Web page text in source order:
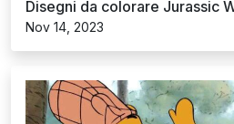
Nov 14, 2023